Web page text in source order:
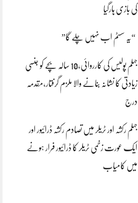
کی بازی ہارگیا
“یہ سسٹم اب نہیں چلے گا”
جہلم پولیس کی کارروائی،10 سالہ بچے کو جنسی
زیادتی کا نشانہ بنانے والا ملزم گرفتار،مقدمہ
درج
جہلم رکشہ اور ٹریلر میں تصادم رکشہ ڈرائیور اور
ایک عورت زخمی ٹریلر کا ڈرائیور فرار ہونے
میں کامیاب